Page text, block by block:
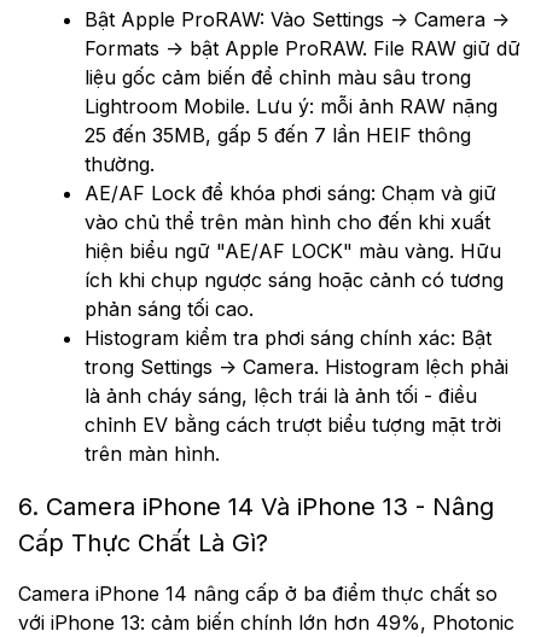
Bật Apple ProRAW: Vào Settings → Camera →
Formats → bật Apple ProRAW. File RAW giữ dữ
liệu gốc cảm biến để chỉnh màu sâu trong
Lightroom Mobile. Lưu ý: mỗi ảnh RAW nặng
25 đến 35MB, gấp 5 đến 7 lần HEIF thông
thường.
AE/AF Lock để khóa phơi sáng: Chạm và giữ
vào chủ thể trên màn hình cho đến khi xuất
hiện biểu ngữ "AE/AF LOCK" màu vàng. Hữu
ích khi chụp ngược sáng hoặc cảnh có tương
phản sáng tối cao.
Histogram kiểm tra phơi sáng chính xác: Bật
trong Settings → Camera. Histogram lệch phải
là ảnh cháy sáng, lệch trái là ảnh tối - điều
chỉnh EV bằng cách trượt biểu tượng mặt trời
trên màn hình.
6. Camera iPhone 14 Và iPhone 13 - Nâng
Cấp Thực Chất Là Gì?
Camera iPhone 14 nâng cấp ở ba điểm thực chất so
với iPhone 13: cảm biến chính lớn hơn 49%, Photonic